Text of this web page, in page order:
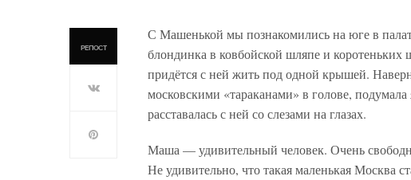
РЕПОСТ
С Машенькой мы познакомились на юге в
блондинка в ковбойской шляпе и
придётся с ней жить под одной крышей.
московскими «тараканами» в голове,
расставалась с ней со слезами на глазах.
Маша — удивительный человек. Очень
Не удивительно, что такая маленькая Москва